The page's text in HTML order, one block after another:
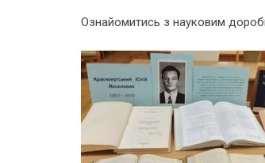
Ознайомитись з науковим